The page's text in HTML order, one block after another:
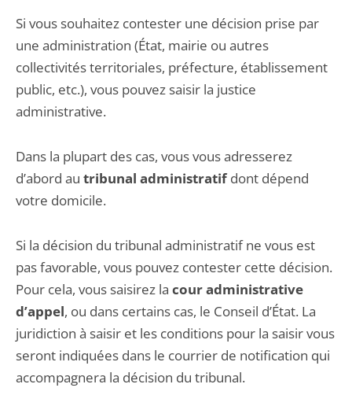
Si vous souhaitez contester une décision prise par
une administration (État, mairie ou autres
collectivités territoriales, préfecture, établissement
public, etc.), vous pouvez saisir la justice
administrative.
Dans la plupart des cas, vous vous adresserez
d’abord au tribunal administratifdont dépend
votre domicile.
Si la décision du tribunal administratif ne vous est
pas favorable, vous pouvez contester cette décision.
Pour cela, vous saisirez la cour administrative
d’appel, ou dans certains cas, le Conseil d’État. La
juridiction à saisir et les conditions pour la saisir vous
seront indiquées dans le courrier de notification qui
accompagnera la décision du tribunal.